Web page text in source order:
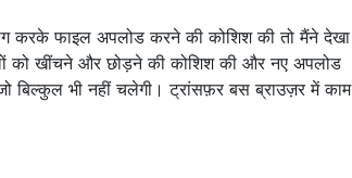
करके फाइल अपलोड करने की कोशिश की तो मैंने देखा
को खींचने और छोड़ने की कोशिश की और नए अपलोड
बिल्कुल भी नहीं चलेगी। ट्रांसफ़र बस ब्राउज़र में काम